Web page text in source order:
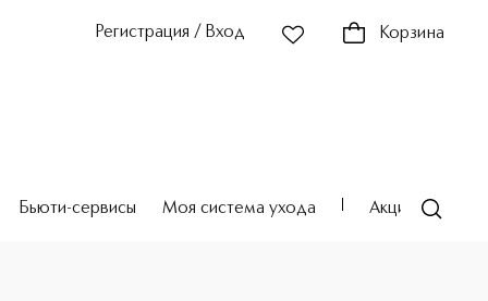
Регистрация / Вход Корзина
Бьюти-сервисы Моя система ухода Акции